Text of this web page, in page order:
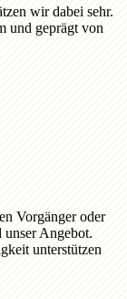
wir dabei sehr.
und geprägt von
Vorgänger oder
unser Angebot.
unterstützen